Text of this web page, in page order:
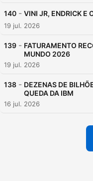
140 - VINI JR, ENDRICK E
19 jul. 2026
139 - FATURAMENTO
MUNDO 2026
19 jul. 2026
138 - DEZENAS DE
QUEDA DA IBM
16 jul. 2026